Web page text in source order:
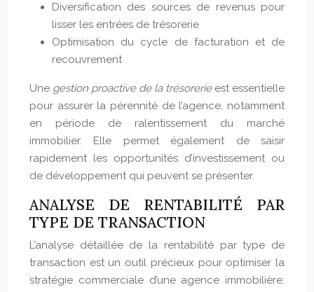
Diversification des sources de revenus pour
lisser les entrées de trésorerie
Optimisation du cycle de facturation et de
recouvrement
Une gestion proactive de la trésorerieest essentielle
pour assurer la pérennité de l’agence, notamment
en période de ralentissement du marché
immobilier. Elle permet également de saisir
rapidement les opportunités d’investissement ou
de développement qui peuvent se présenter.
ANALYSE DE RENTABILITÉ PAR
TYPE DE TRANSACTION
L’analyse détaillée de la rentabilité par type de
transaction est un outil précieux pour optimiser la
stratégie commerciale d’une agence immobilière.